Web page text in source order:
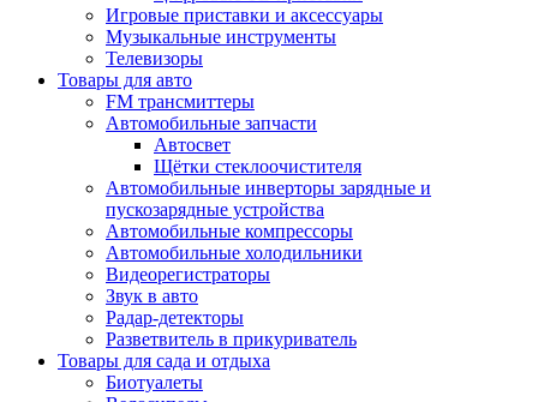
Игровые приставки и аксессуары
Музыкальные инструменты
Телевизоры
Товары для авто
FM трансмиттеры
Автомобильные запчасти
Автосвет
Щётки стеклоочистителя
Автомобильные инверторы зарядные и
пускозарядные устройства
Автомобильные компрессоры
Автомобильные холодильники
Видеорегистраторы
Звук в авто
Радар-детекторы
Разветвитель в прикуриватель
Товары для сада и отдыха
Биотуалеты